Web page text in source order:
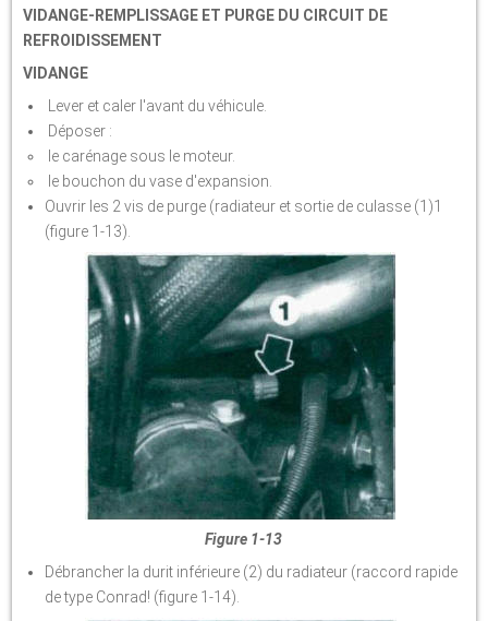
VIDANGE-REMPLISSAGE ET PURGE DU CIRCUIT DE
REFROIDISSEMENT
VIDANGE
Lever et caler l'avant du véhicule.
Déposer :
le carénage sous le moteur.
le bouchon du vase d'expansion.
Ouvrir les 2 vis de purge (radiateur et sortie de culasse (1)1
(figure 1-13).
Figure 1-13
Débrancher la durit inférieure (2) du radiateur (raccord rapide
de type Conrad! (figure 1-14).